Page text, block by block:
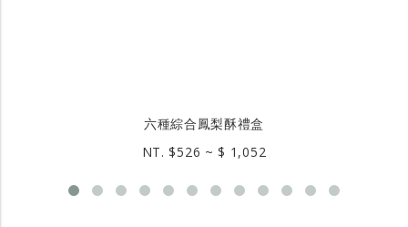
六種綜合鳳梨酥禮盒
NT. $526 ~ $ 1,052